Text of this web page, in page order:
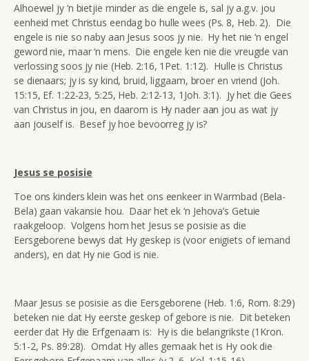
Alhoewel jy ‘n bietjie minder as die engele is, sal jy a.g.v. jou
eenheid met Christus eendag bo hulle wees (Ps. 8, Heb. 2). Die
engele is nie so naby aan Jesus soos jy nie. Hy het nie ‘n engel
geword nie, maar ‘n mens. Die engele ken nie die vreugde van
verlossing soos jy nie (Heb. 2:16, 1Pet. 1:12). Hulle is Christus
se dienaars; jy is sy kind, bruid, liggaam, broer en vriend (Joh.
15:15, Ef. 1:22-23, 5:25, Heb. 2:12-13, 1Joh. 3:1). Jy het die Gees
van Christus in jou, en daarom is Hy nader aan jou as wat jy
aan jouself is. Besef jy hoe bevoorreg jy is?
Jesus se posisie
Toe ons kinders klein was het ons eenkeer in Warmbad (Bela-
Bela) gaan vakansie hou. Daar het ek ‘n Jehova’s Getuie
raakgeloop. Volgens hom het Jesus se posisie as die
Eersgeborene bewys dat Hy geskep is (voor enigiets of iemand
anders), en dat Hy nie God is nie.
Maar Jesus se posisie as die Eersgeborene (Heb. 1:6, Rom. 8:29)
beteken nie dat Hy eerste geskep of gebore is nie. Dit beteken
eerder dat Hy die Erfgenaam is: Hy is die belangrikste (1Kron.
5:1-2, Ps. 89:28). Omdat Hy alles gemaak het is Hy ook die